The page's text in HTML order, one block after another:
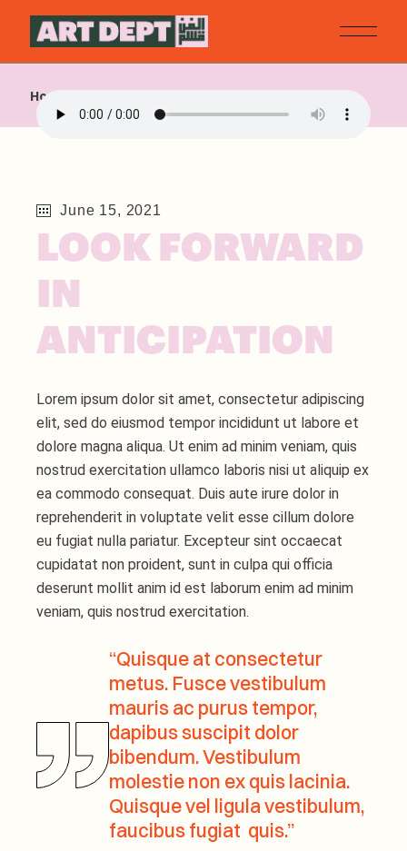
Home
June 15, 2021
LOOK FORWARD
IN
ANTICIPATION
Lorem ipsum dolor sit amet, consectetur adipiscing
elit, sed do eiusmod tempor incididunt ut labore et
dolore magna aliqua. Ut enim ad minim veniam, quis
nostrud exercitation ullamco laboris nisi ut aliquip ex
ea commodo consequat. Duis aute irure dolor in
reprehenderit in voluptate velit esse cillum dolore
eu fugiat nulla pariatur. Excepteur sint occaecat
cupidatat non proident, sunt in culpa qui officia
deserunt mollit anim id est laborum enim ad minim
veniam, quis nostrud exercitation.
“Quisque at consectetur
metus. Fusce vestibulum
mauris ac purus tempor,
dapibus suscipit dolor
bibendum. Vestibulum
molestie non ex quis lacinia.
Quisque vel ligula vestibulum,
faucibus fugiat quis.”